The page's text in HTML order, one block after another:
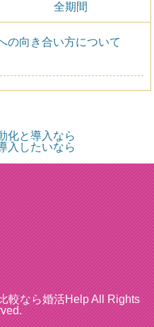
全期間
の向き合い方について
較なら婚活HelpAll Rights